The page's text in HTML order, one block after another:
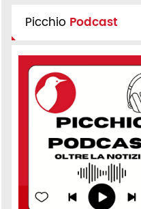
Picchio Podcast